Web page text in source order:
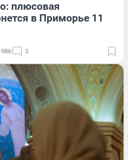
плюсовая
в Приморье 11
986 3